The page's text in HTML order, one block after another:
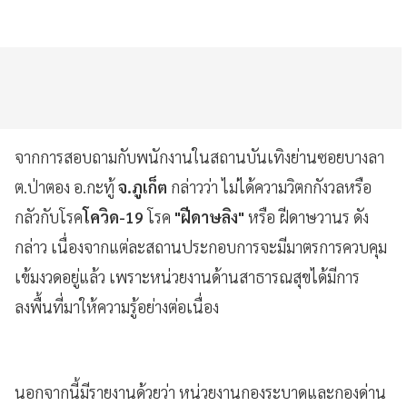
จากการสอบถามกับพนักงานในสถานบันเทิงย่านซอยบางลา
ต.ป่าตอง อ.กะทู้จ.ภูเก็ต กล่าวว่า ไม่ได้ความวิตกกังวลหรือ
กลัวกับโรคโควิด-19โรค "ฝีดาษลิง" หรือ ฝีดาษวานร ดัง
กล่าว เนื่องจากแต่ละสถานประกอบการจะมีมาตรการควบคุม
เข้มงวดอยู่แล้ว เพราะหน่วยงานด้านสาธารณสุขได้มีการ
ลงพื้นที่มาให้ความรู้อย่างต่อเนื่อง
นอกจากนี้มีรายงานด้วยว่า หน่วยงานกองระบาดและกองด่าน